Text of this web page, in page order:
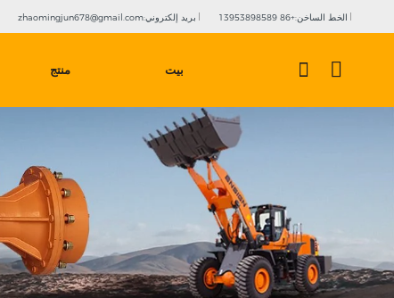
الخط الساخن:+86 13953898589 بريد إلكتروني:zhaomingjun678@gmail.com
بيت منتج